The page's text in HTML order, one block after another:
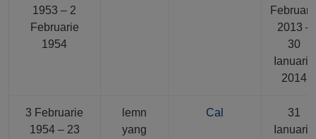
1953 – 2
Februarie
1954
2013 –
30
Ianuarie
2014
3 Februarie
1954 – 23
lemn
yang
Cal
31
Ianuarie